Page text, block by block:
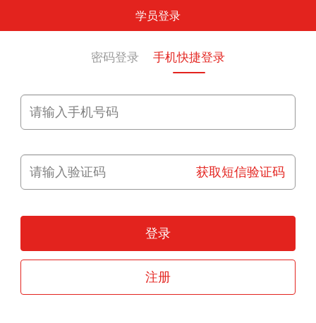
学员登录
密码登录 手机快捷登录
获取短信验证码
登录
注册